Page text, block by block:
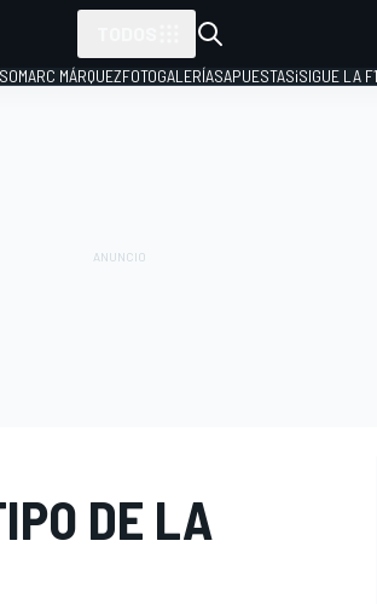
MARC MÁRQUEZFOTOGALERÍASAPUESTAS¡SIGUE LA
DE LA